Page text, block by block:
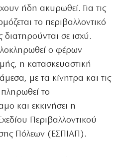
ήδη ακυρωθεί. Για τις
το περιβαλλοντικό
διατηρούνται σε ισχύ.
ο φέρων
η κατασκευαστική
με τα κίνητρα και τις
το
και εκκινήσει η
Περιβαλλοντικού
Πόλεων (ΕΣΠΙΑΠ).